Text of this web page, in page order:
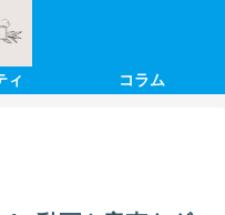
ィ コラム